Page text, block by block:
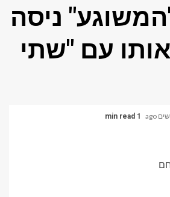
ניסה
עם "שתי
1 min read